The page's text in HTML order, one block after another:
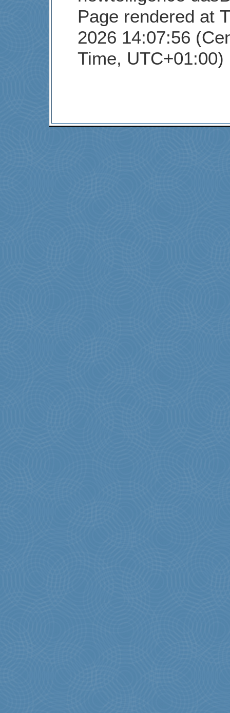
Page rendered at
2026 14:07:56
Time, UTC+01:00)